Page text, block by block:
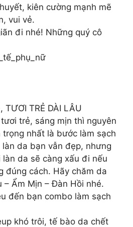
kiên cường mạnh mẽ
vui vẻ.
đi nhé! Những quý cô
TƯƠI TRẺ DÀI LÂU
trẻ, sáng mịn thì nguyên
nhất là bước làm sạch
da bạn vẫn đẹp, nhưng
da sẽ càng xấu đi nếu
đúng cách. Hãy chăm da
– Ẩm Mịn – Đàn Hồi nhé.
đến bạn combo làm sạch
khó trôi, tế bào da chết